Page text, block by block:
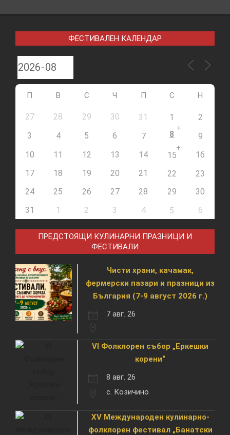
ФЕСТИВАЛЕН КАЛЕНДАР
П В С Ч П С Н
27 28 29 30 31 1
2
3
4 5 6 7 8
+
9
10
11 12 13 14 15
+
16
17
18 19 20 21 22
23
24
25 26 27 28 29
30
31
1 2 3 4 5 6
ПРЕДСТОЯЩИ КУЛИНАРНИ ПРАЗНИЦИ И
ФЕСТИВАЛИ
Чисти храни, качамак,
фермерски пазари и празници из
България (7-9 август 2026 г.)
7 авг. 26
VI Фолклорен събор „Еркешки
корени“
8 авг. 26
с. Козичино
XV Международен кулинарно-
фолклорен фестивал „Банатски